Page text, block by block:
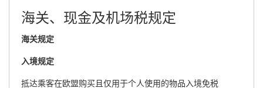
海关、现金及机场税规定
海关规定
入境规定
抵达乘客在欧盟购买且仅用于个人使用的物品入境免税